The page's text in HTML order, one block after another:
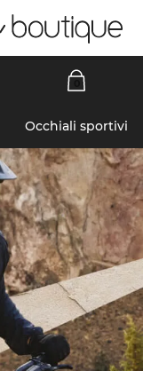
Occhiali sportivi